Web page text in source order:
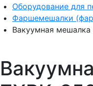
Оборудование для
Фаршемешалки
Вакуумная мешалка